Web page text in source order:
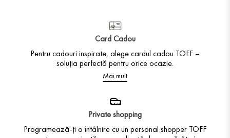
Card Cadou
Pentru cadouri inspirate, alege cardul cadou TOFF –
soluția perfectă pentru orice ocazie.
Mai mult
Private shopping
Programează-ți o întâlnire cu un personal shopper TOFF